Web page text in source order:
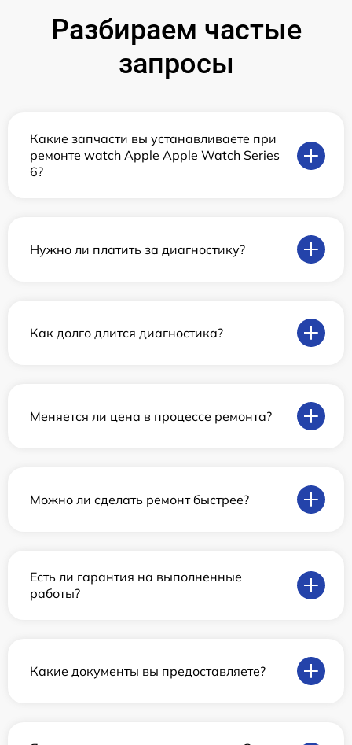
Разбираем частые
запросы
Какие запчасти вы устанавливаете при
ремонте watch Apple Apple Watch Series
6?
Нужно ли платить за диагностику?
Как долго длится диагностика?
Меняется ли цена в процессе ремонта?
Можно ли сделать ремонт быстрее?
Есть ли гарантия на выполненные
работы?
Какие документы вы предоставляете?